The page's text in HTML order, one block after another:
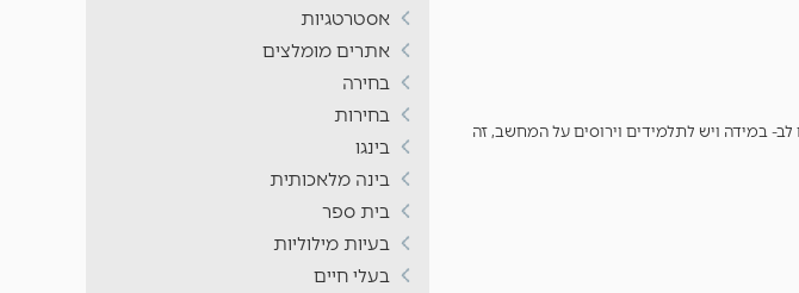
במידה ויש לתלמידים וירוסים על המחשב, זה
אסטרטגיות
אתרים מומלצים
בחירה
בחירות
בינגו
בינה מלאכותית
בית ספר
בעיות מילוליות
בעלי חיים